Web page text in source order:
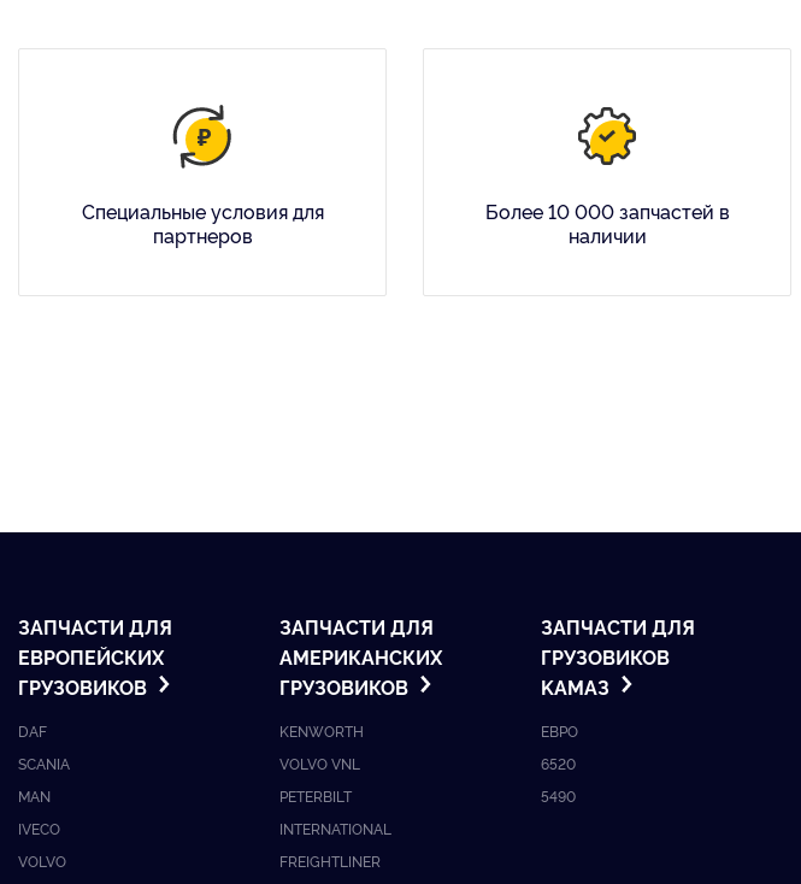
Специальные условия для
партнеров
Более 10 000 запчастей в
наличии
ЗАПЧАСТИ ДЛЯ
ЕВРОПЕЙСКИХ
ГРУЗОВИКОВ
DAF
SCANIA
MAN
IVECO
VOLVO
ЗАПЧАСТИ ДЛЯ
АМЕРИКАНСКИХ
ГРУЗОВИКОВ
KENWORTH
VOLVO VNL
PETERBILT
INTERNATIONAL
FREIGHTLINER
ЗАПЧАСТИ ДЛЯ
ГРУЗОВИКОВ
KАМАЗ
ЕВРО
6520
5490